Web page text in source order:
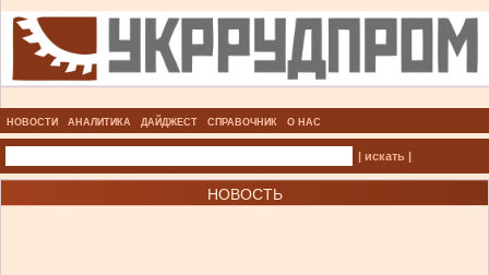
НОВОСТИ АНАЛИТИКА ДАЙДЖЕСТ СПРАВОЧНИК О НАС
| искать |
НОВОСТЬ